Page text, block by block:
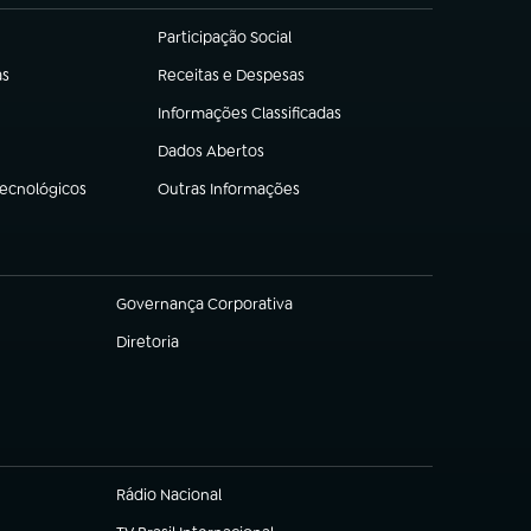
Participação Social
(abre em nova aba)
Receitas e Despesas
(abre em nova aba)
Informações Classificadas
(abre em nova aba)
Dados Abertos
(abre em nova aba)
Outras Informações
(abre em nova aba)
Governança Corporativa
(abre em nova aba)
Diretoria
(abre em nova aba)
Rádio Nacional